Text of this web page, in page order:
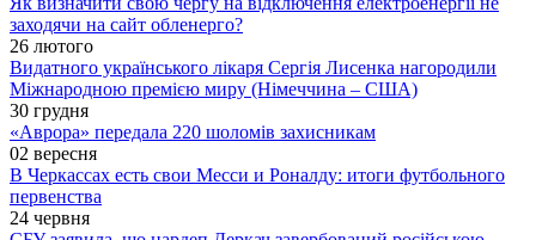
заходячи на сайт обленерго?
26 лютого
Видатного українського лікаря Сергія Лисенка нагородили
Міжнародною премією миру (Німеччина – США)
30 грудня
«Аврора» передала 220 шоломів захисникам
02 вересня
В Черкассах есть свои Месси и Роналду: итоги футбольного
первенства
24 червня